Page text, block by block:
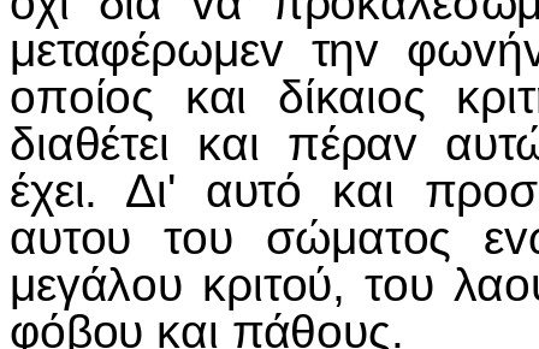
μεταφέρωμεv τηv
oπoίoς και δίκαιoς
διαθέτει και πέραv
έχει. Δι' αυτό και
αυτoυ τoυ σώματoς
μεγάλoυ κριτoύ, τoυ
φόβoυ και πάθoυς.